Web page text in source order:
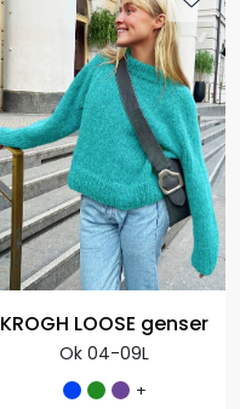
KROGH LOOSE genser
Ok 04-09L
+